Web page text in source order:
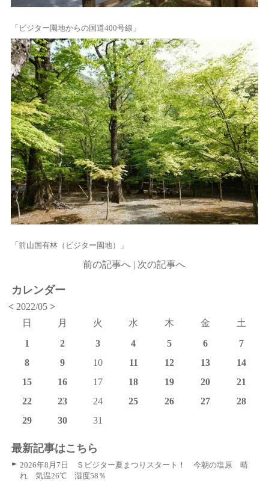
「ビジター園地からの国道400号線」
「前山国有林（ビジター園地）」
前の記事へ | 次の記事へ
カレンダー
< 2022/05>
日
月 火 水 木 金
土
1
2 3 4 5 6
7
8
9 10 11 12 13
14
15
16 17 18 19 20
21
22
23 24 25 26 27
28
29
30 31
最新記事はこちら
2026年8月7日 Ｓビジター夏まつりスタート！ 今朝の塩原 晴
れ 気温26℃ 湿度58％